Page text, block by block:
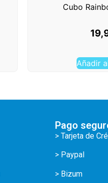
Cubo
Añadir
Pago
> Tarjeta de
> Paypal
> Bizum